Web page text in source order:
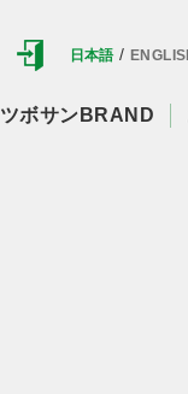
日本語/
ツボサンBRAND